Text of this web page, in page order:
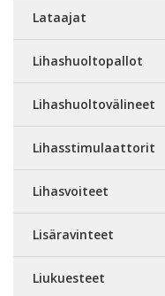
Lataajat
Lihashuoltopallot
Lihashuoltovälineet
Lihasstimulaattorit
Lihasvoiteet
Lisäravinteet
Liukuesteet